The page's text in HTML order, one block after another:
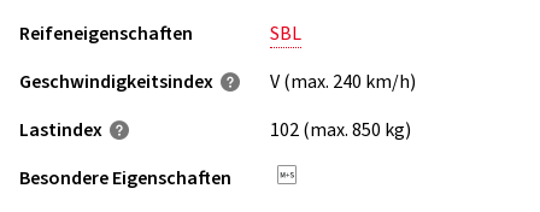
Reifeneigenschaften
SBL
Geschwindigkeits­index
V (max. 240 km/h)
Lastindex
102 (max. 850 kg)
Besondere Eigenschaften